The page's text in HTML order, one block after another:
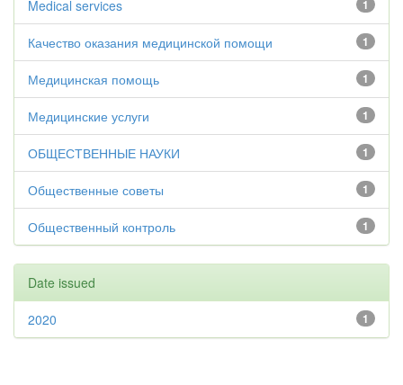
1
Medical services
1
Качество оказания медицинской помощи
1
Медицинская помощь
1
Медицинские услуги
1
ОБЩЕСТВЕННЫЕ НАУКИ
1
Общественные советы
1
Общественный контроль
Date issued
1
2020